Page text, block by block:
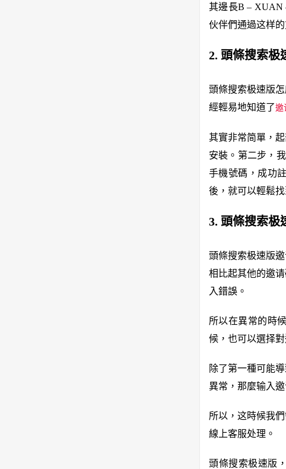
其邊長B – XUAN
伙伴們通過这样
2. 頭條搜索极
頭條搜索极速版
經輕易地知道了邀
其實非常简單，
安裝。第二步，
手機號碼，成功
後，就可以輕鬆
3. 頭條搜索极
頭條搜索极速版
相比起其他的邀
入錯誤。
所以在異常的時
候，也可以選择
除了第一種可能
異常，那麼输入
所以，这時候我
線上客服处理。
頭條搜索极速版